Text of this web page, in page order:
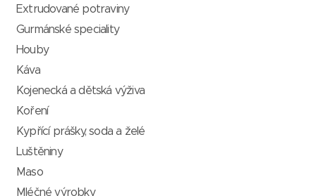
Extrudované potraviny
Gurmánské speciality
Houby
Káva
Kojenecká a dětská výživa
Koření
Kypřící prášky, soda a želé
Luštěniny
Maso
Mléčné výrobky